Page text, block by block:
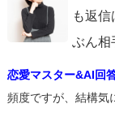
も返
ぶん相
恋愛マスター&AI回
頻度ですが、結構気